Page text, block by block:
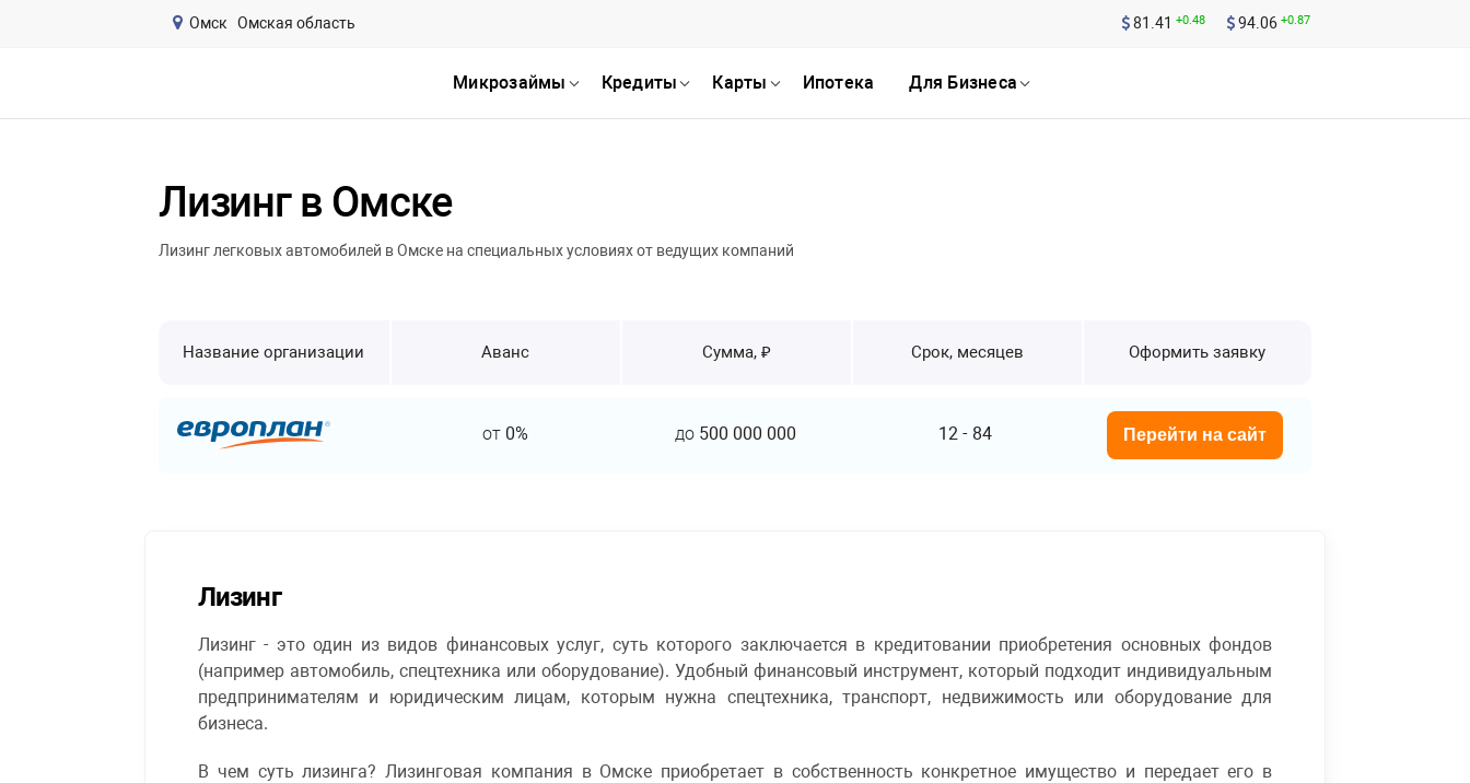
Омск Омская область 81.41 +0.48 94.06 +0.87
Микрозаймы Кредиты Карты Ипотека Для Бизнеса
Лизинг в Омске
Лизинг легковых автомобилей в Омске на специальных условиях от ведущих компаний
Название организации Аванс Сумма, ₽ Срок, месяцев Оформить заявку
от 0% до 500 000 000 12 - 84 Перейти на сайт
Лизинг
Лизинг - это один из видов финансовых услуг, суть которого заключается в кредитовании приобретения основных фондов
(например автомобиль, спецтехника или оборудование). Удобный финансовый инструмент, который подходит индивидуальным
предпринимателям и юридическим лицам, которым нужна спецтехника, транспорт, недвижимость или оборудование для
бизнеса.
В чем суть лизинга? Лизинговая компания в Омске приобретает в собственность конкретное имущество и передает его в